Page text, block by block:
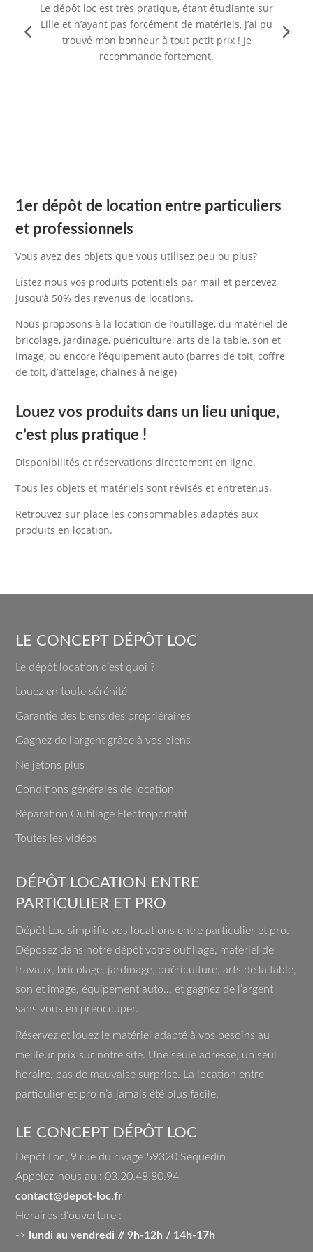
Le dépôt loc est très pratique, étant étudiante sur
Lille et n’ayant pas forcément de matériels, j’ai pu
trouvé mon bonheur à tout petit prix ! Je
recommande fortement.
1er dépôt de location entre particuliers
et professionnels
Vous avez des objets que vous utilisez peu ou plus?
Listez nous vos produits potentiels par mail et percevez
jusqu’à 50% des revenus de locations.
Nous proposons à la location de l’outillage, du matériel de
bricolage, jardinage, puériculture, arts de la table, son et
image, ou encore l’équipement auto (barres de toit, coffre
de toit, d’attelage, chaines à neige)
Louez vos produits dans un lieu unique,
c’est plus pratique !
Disponibilités et réservations directement en ligne.
Tous les objets et matériels sont révisés et entretenus.
Retrouvez sur place les consommables adaptés aux
produits en location.
LE CONCEPT DÉPÔT LOC
Le dépôt location c’est quoi ?
Louez en toute sérénité
Garantie des biens des propriéraires
Gagnez de l’argent grâce à vos biens
Ne jetons plus
Conditions générales de location
Réparation Outillage Electroportatif
Toutes les vidéos
DÉPÔT LOCATION ENTRE
PARTICULIER ET PRO
Dépôt Loc simplifie vos locations entre particulier et pro.
Déposez dans notre dépôt votre outillage, matériel de
travaux, bricolage, jardinage, puériculture, arts de la table,
son et image, équipement auto… et gagnez de l’argent
sans vous en préoccuper.
Réservez et louez le matériel adapté à vos besoins au
meilleur prix sur notre site. Une seule adresse, un seul
horaire, pas de mauvaise surprise. La location entre
particulier et pro n’a jamais été plus facile.
LE CONCEPT DÉPÔT LOC
Dépôt Loc, 9 rue du rivage 59320 Sequedin
Appelez-nous au : 03.20.48.80.94
contact@depot-loc.fr
Horaires d’ouverture :
->
lundi au vendredi // 9h-12h / 14h-17h